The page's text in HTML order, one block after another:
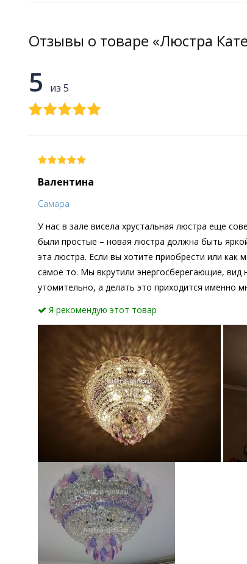
Отзывы о товаре «Люстра
5 из 5
Валентина
Самара
У нас в зале висела хрустальная люстра еще
были простые – новая люстра должна быть
эта люстра. Если вы хотите приобрести или
самое то. Мы вкрутили энергосберегающие, вид
утомительно, а делать это приходится именно
Я рекомендую этот товар